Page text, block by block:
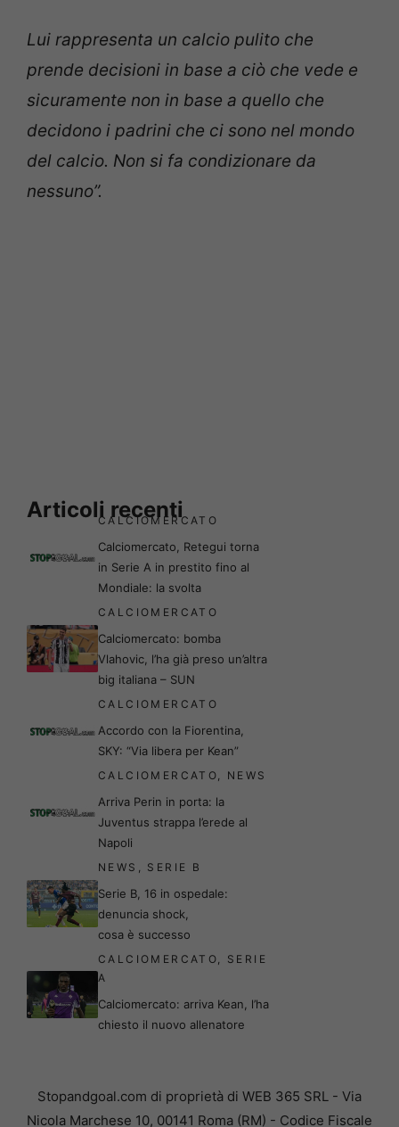
Lui rappresenta un calcio pulito che
prende decisioni in base a ciò che vede e
sicuramente non in base a quello che
decidono i padrini che ci sono nel mondo
del calcio. Non si fa condizionare da
nessuno”.
Articoli recenti
CALCIOMERCATO
Calciomercato, Retegui torna
in Serie A in prestito fino al
Mondiale: la svolta
CALCIOMERCATO
Calciomercato: bomba
Vlahovic, l’ha già preso un’altra
big italiana – SUN
CALCIOMERCATO
Accordo con la Fiorentina,
SKY: “Via libera per Kean”
CALCIOMERCATO, NEWS
Arriva Perin in porta: la
Juventus strappa l’erede al
Napoli
NEWS , SERIE B
Serie B, 16 in ospedale:
denuncia shock,
cosa è successo
CALCIOMERCATO, SERIE
A
Calciomercato: arriva Kean, l’ha
chiesto il nuovo allenatore
Stopandgoal.com di proprietà di WEB 365 SRL - Via
Nicola Marchese 10, 00141 Roma (RM) - Codice Fiscale